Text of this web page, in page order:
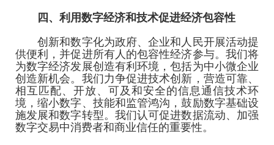
四、利用数字经济和技术促进经济包容性
创新和数字化为政府、企业和人民开展活动提
供便利，并促进所有人的包容性经济参与。我们将
为数字经济发展创造有利环境，包括为中小微企业
创造新机会。我们力争促进技术创新，营造可靠、
相互匹配、开放、可及和安全的信息通信技术环
境，缩小数字、技能和监管鸿沟，鼓励数字基础设
施发展和数字转型。我们认可促进数据流动、加强
数字交易中消费者和商业信任的重要性。